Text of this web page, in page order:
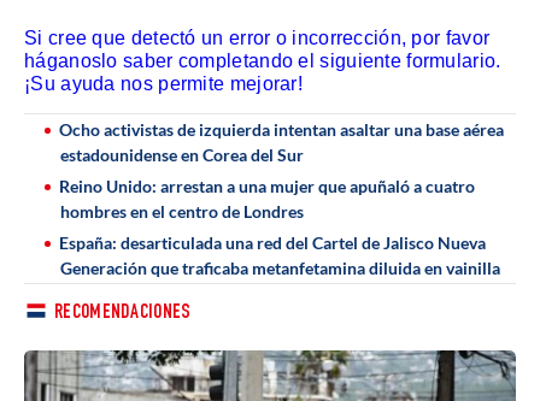
Si cree que detectó un error o incorrección, por favor
háganoslo saber completando el siguiente formulario.
¡Su ayuda nos permite mejorar!
Ocho activistas de izquierda intentan asaltar una base aérea
estadounidense en Corea del Sur
Reino Unido: arrestan a una mujer que apuñaló a cuatro
hombres en el centro de Londres
España: desarticulada una red del Cartel de Jalisco Nueva
Generación que traficaba metanfetamina diluida en vainilla
RECOMENDACIONES